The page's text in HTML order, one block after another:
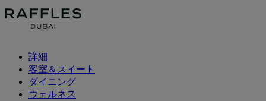
詳細
客室＆スイート
ダイニング
ウェルネス